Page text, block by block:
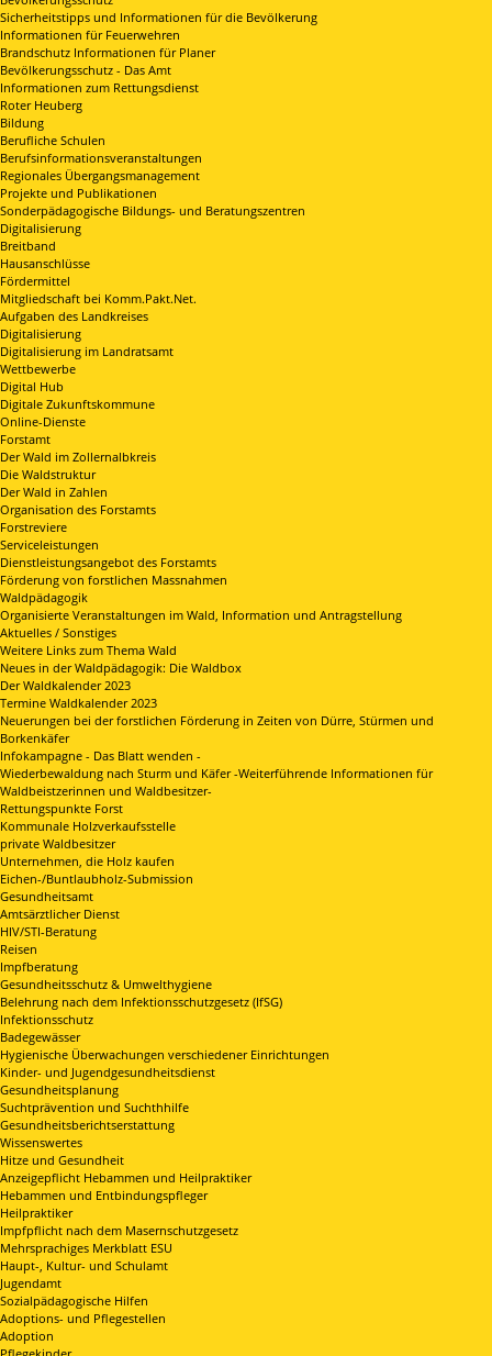
Sicherheitstipps und Informationen für die Bevölkerung
Informationen für Feuerwehren
Brandschutz Informationen für Planer
Bevölkerungsschutz - Das Amt
Informationen zum Rettungsdienst
Roter Heuberg
Bildung
Berufliche Schulen
Berufsinformationsveranstaltungen
Regionales Übergangsmanagement
Projekte und Publikationen
Sonderpädagogische Bildungs- und Beratungszentren
Digitalisierung
Breitband
Hausanschlüsse
Fördermittel
Mitgliedschaft bei Komm.Pakt.Net.
Aufgaben des Landkreises
Digitalisierung
Digitalisierung im Landratsamt
Wettbewerbe
Digital Hub
Digitale Zukunftskommune
Online-Dienste
Forstamt
Der Wald im Zollernalbkreis
Die Waldstruktur
Der Wald in Zahlen
Organisation des Forstamts
Forstreviere
Serviceleistungen
Dienstleistungsangebot des Forstamts
Förderung von forstlichen Massnahmen
Waldpädagogik
Organisierte Veranstaltungen im Wald, Information und Antragstellung
Aktuelles / Sonstiges
Weitere Links zum Thema Wald
Neues in der Waldpädagogik: Die Waldbox
Der Waldkalender 2023
Termine Waldkalender 2023
Neuerungen bei der forstlichen Förderung in Zeiten von Dürre, Stürmen und
Borkenkäfer
Infokampagne - Das Blatt wenden -
Wiederbewaldung nach Sturm und Käfer -Weiterführende Informationen für
Waldbeistzerinnen und Waldbesitzer-
Rettungspunkte Forst
Kommunale Holzverkaufsstelle
private Waldbesitzer
Unternehmen, die Holz kaufen
Eichen-/Buntlaubholz-Submission
Gesundheitsamt
Amtsärztlicher Dienst
HIV/STI-Beratung
Reisen
Impfberatung
Gesundheitsschutz & Umwelthygiene
Belehrung nach dem Infektionsschutzgesetz (IfSG)
Infektionsschutz
Badegewässer
Hygienische Überwachungen verschiedener Einrichtungen
Kinder- und Jugendgesundheitsdienst
Gesundheitsplanung
Suchtprävention und Suchthhilfe
Gesundheitsberichtserstattung
Wissenswertes
Hitze und Gesundheit
Anzeigepflicht Hebammen und Heilpraktiker
Hebammen und Entbindungspfleger
Heilpraktiker
Impfpflicht nach dem Masernschutzgesetz
Mehrsprachiges Merkblatt ESU
Haupt-, Kultur- und Schulamt
Jugendamt
Sozialpädagogische Hilfen
Adoptions- und Pflegestellen
Adoption